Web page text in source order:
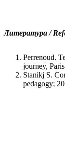
Литература /
Perrenoud.
journey,
Stanikj S.
pedagogy;